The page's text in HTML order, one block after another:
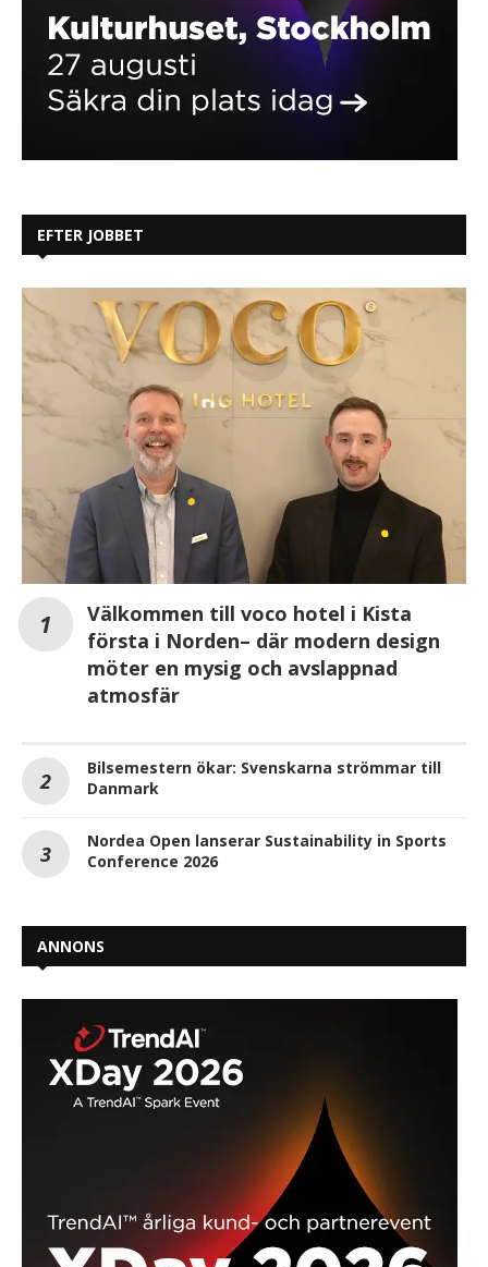
EFTER JOBBET
Välkommen till voco hotel i Kista
första i Norden– där modern design
möter en mysig och avslappnad
atmosfär
Bilsemestern ökar: Svenskarna strömmar till
Danmark
Nordea Open lanserar Sustainability in Sports
Conference 2026
ANNONS